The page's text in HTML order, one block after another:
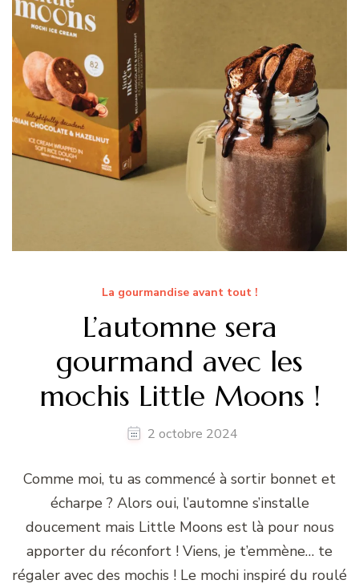
La gourmandise avant tout !
L’automne sera
gourmand avec les
mochis Little Moons !
2 octobre 2024
Comme moi, tu as commencé à sortir bonnet et
écharpe ? Alors oui, l’automne s’installe
doucement mais Little Moons est là pour nous
apporter du réconfort ! Viens, je t’emmène… te
régaler avec des mochis ! Le mochi inspiré du roulé